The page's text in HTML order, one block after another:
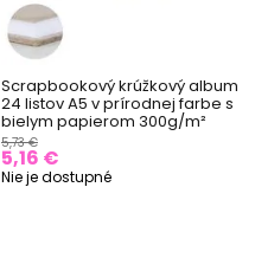
Scrapbookový krúžkový album
24 listov A5 v prírodnej farbe s
bielym papierom 300g/m²
5,73 €
5,16 €
Nie je dostupné